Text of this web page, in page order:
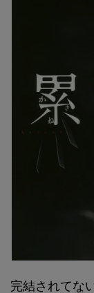
完結されてな